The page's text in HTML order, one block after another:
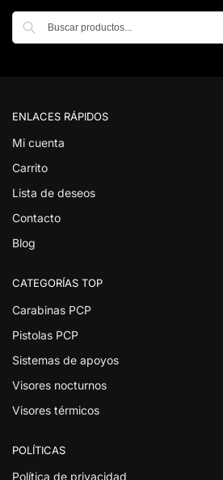
ENLACES RÁPIDOS
Mi cuenta
Carrito
Lista de deseos
Contacto
Blog
CATEGORÍAS TOP
Carabinas PCP
Pistolas PCP
Sistemas de apoyos
Visores nocturnos
Visores térmicos
POLÍTICAS
Política de privacidad